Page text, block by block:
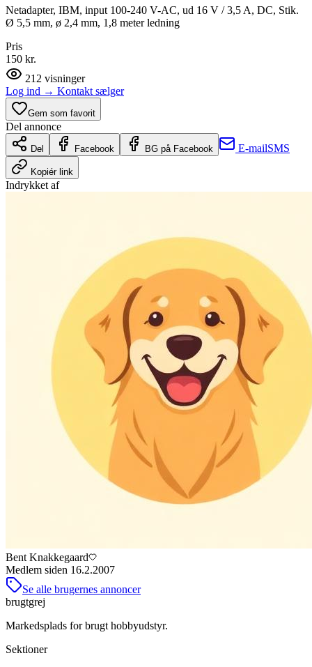
Netadapter, IBM, input 100-240 V-AC, ud 16 V / 3,5 A, DC, Stik.
Ø 5,5 mm, ø 2,4 mm, 1,8 meter ledning
Pris
150 kr.
212 visninger
Log ind → Kontakt sælger
Gem som favorit
Del annonce
Del Facebook BG på Facebook E-mailSMS
Kopiér link
Indrykket af
Bent Knakkegaard
Medlem siden 16.2.2007
Se alle brugernes annoncer
brugtgrej
Markedsplads for brugt hobbyudstyr.
Sektioner